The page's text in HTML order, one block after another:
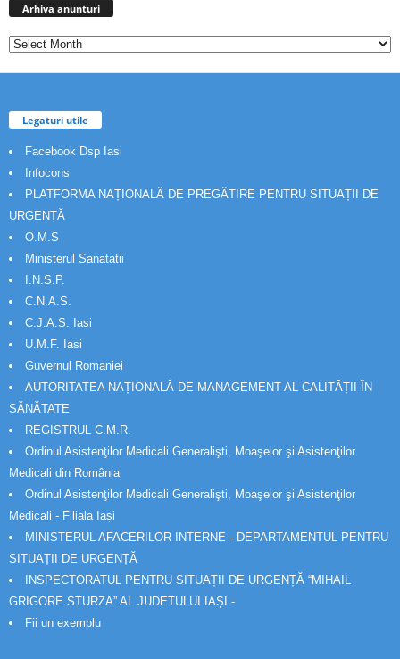
Arhiva anunturi
Legaturi utile
Facebook Dsp Iasi
Infocons
PLATFORMA NAȚIONALĂ DE PREGĂTIRE PENTRU SITUAȚII DE
URGENȚĂ
O.M.S
Ministerul Sanatatii
I.N.S.P.
C.N.A.S.
C.J.A.S. Iasi
U.M.F. Iasi
Guvernul Romaniei
AUTORITATEA NAȚIONALĂ DE MANAGEMENT AL CALITĂȚII ÎN
SĂNĂTATE
REGISTRUL C.M.R.
Ordinul Asistenţilor Medicali Generalişti, Moaşelor şi Asistenţilor
Medicali din România
Ordinul Asistenţilor Medicali Generalişti, Moaşelor şi Asistenţilor
Medicali - Filiala Iași
MINISTERUL AFACERILOR INTERNE - DEPARTAMENTUL PENTRU
SITUAȚII DE URGENȚĂ
INSPECTORATUL PENTRU SITUAȚII DE URGENȚĂ “MIHAIL
GRIGORE STURZA” AL JUDETULUI IAȘI -
Fii un exemplu